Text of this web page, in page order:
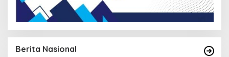
Berita Nasional